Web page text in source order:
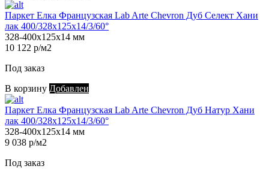
Паркет Елка Французская Lab Arte Chevron Дуб Селект Хани
лак 400/328х125х14/3/60°
328-400х125х14 мм
10 122 р/м2
Под заказ
В корзину Добавлен
Паркет Елка Французская Lab Arte Chevron Дуб Натур Хани
лак 400/328х125х14/3/60°
328-400х125х14 мм
9 038 р/м2
Под заказ